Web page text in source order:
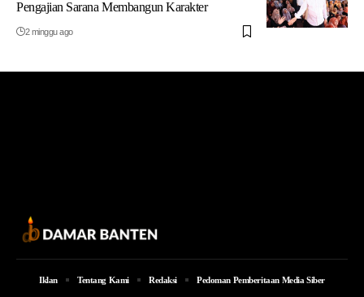
Pengajian Sarana Membangun Karakter
2 minggu ago
Iklan Tentang Kami Redaksi Pedoman Pemberitaan Media Siber